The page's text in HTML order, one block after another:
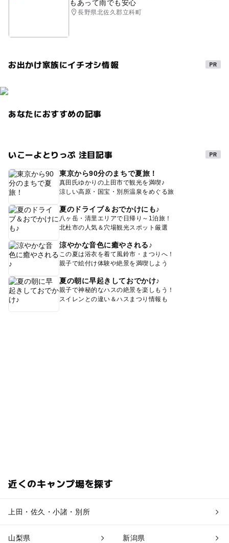
GW(ゴールデンウィーク)2016
ゴールデンウィーク 夏休み2014
もあって雨でも安心
長野県北佐久郡立科町
お出かけ家族にイチオシ情報
あなたにおすすめの記事
いこーよとりっぷ 注目記事
東京から90分のまちで夏旅！
真田氏ゆかりの上田市で観光を満喫♪
涼しい高原・国宝・別所温泉をめぐる旅
夏のドライブ＆おでかけにも♪
八ヶ岳・清里エリアで日帰り～1泊旅！
北杜市の人気＆穴場観光スポット厳選
涼やかな音色に癒やされる♪
この夏は浴衣を着て風鈴市・まつりへ！
親子で絵付け体験や絶景を満喫しよう
夏の朝に早起きしておでかけ♪
親子で神秘的なハスの絶景を楽しもう！
スイレンとの違い＆ハスまつり情報も
近くのキャンプ場を探す
上田・佐久・小諸・別所
山梨県 新潟県